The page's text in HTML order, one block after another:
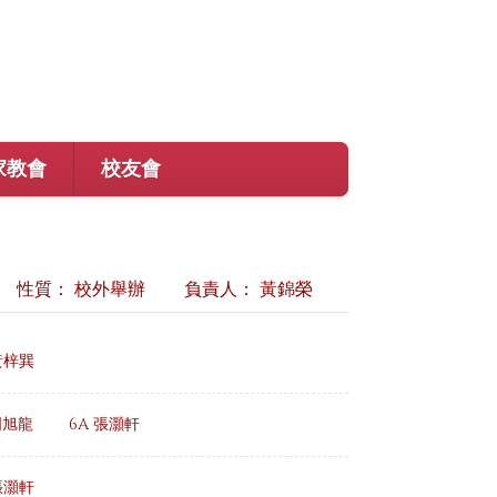
教會 校友會
性質： 校外舉辦 負責人： 黃錦榮
巽
龍 6A 張灝軒
軒